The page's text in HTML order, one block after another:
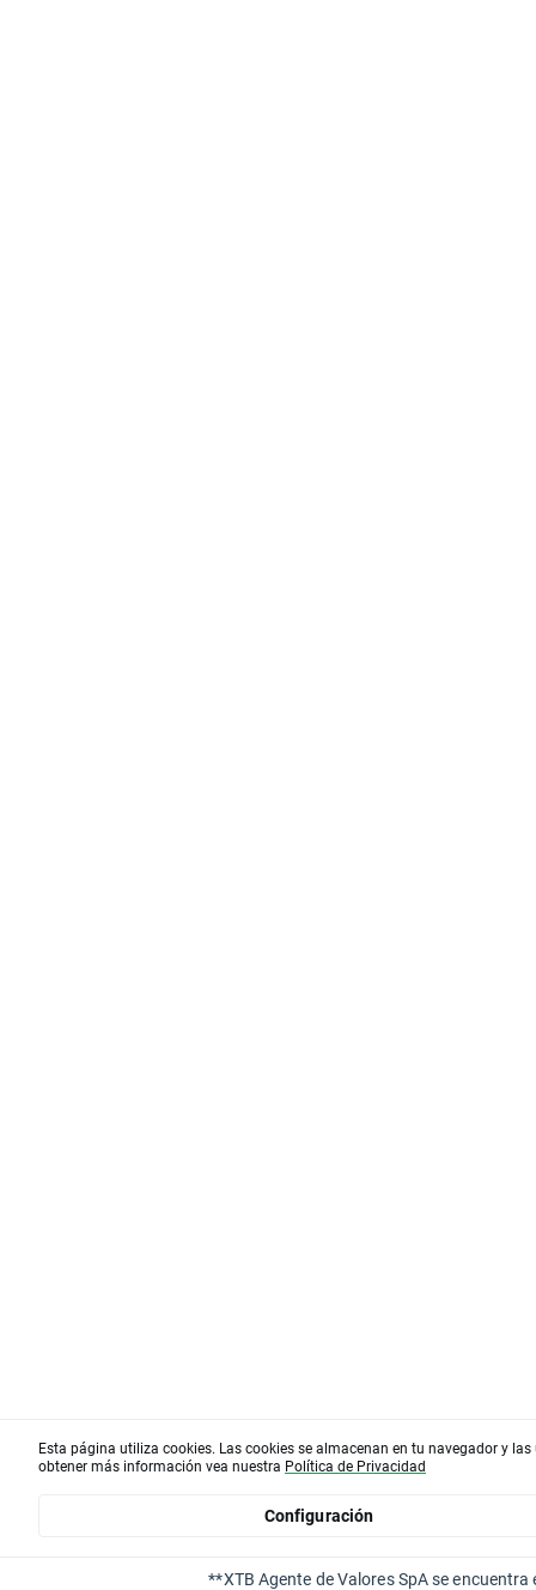
Esta página utiliza cookies. Las cookies se almacenan en tu navegador y
obtener más información vea nuestra Política de Privacidad
Configuración
**XTB Agente de Valores SpA se